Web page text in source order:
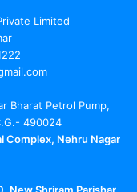
Limited
Bharat Petrol Pump,
490024
Complex, Nehru Nagar